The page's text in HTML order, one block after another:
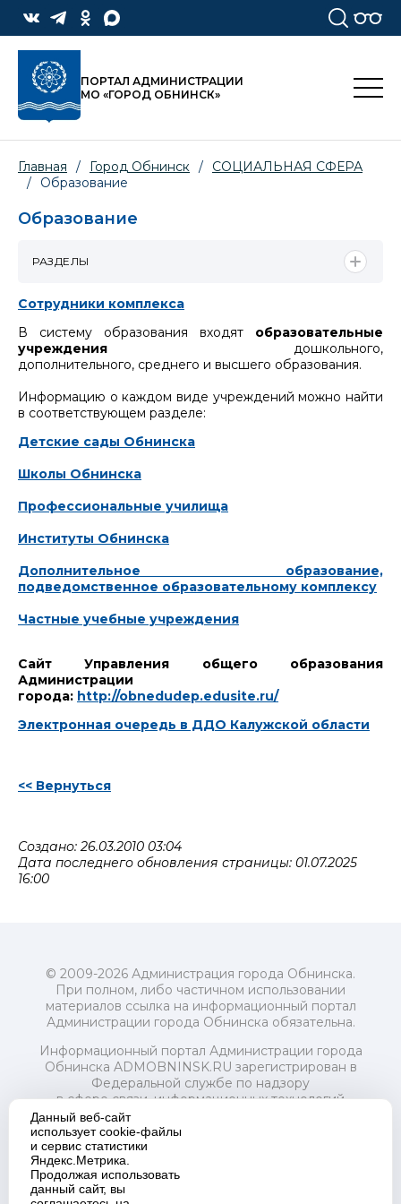
ПОРТАЛ АДМИНИСТРАЦИИ
МО «ГОРОД ОБНИНСК»
Главная / Город Обнинск /
СОЦИАЛЬНАЯ СФЕРА
/
Образование
Образование
Сотрудники комплекса
В систему образования входят образовательные
учреждения
дошкольного,
дополнительного, среднего и высшего образования.
Информацию о каждом виде учреждений можно найти
в соответствующем разделе:
Детские сады Обнинска
Школы Обнинска
Профессиональные училища
Институты Обнинска
Дополнительное образование,
подведомственное образовательному комплексу
Частные учебные учреждения
Сайт Управления общего образования
Администрации
города: http://obnedudep.edusite.ru/
Электронная очередь в ДДО Калужской области
<< Вернуться
Создано: 26.03.2010 03:04
Дата последнего обновления страницы: 01.07.2025
16:00
РАЗДЕЛЫ
© 2009-2026 Администрация города Обнинска.
При полном, либо частичном использовании
материалов ссылка на информационный портал
Администрации города Обнинска обязательна.
Информационный портал Администрации города
Обнинска ADMOBNINSK.RU зарегистрирован в
Федеральной службе по надзору
в сфере связи, информационных технологий
и массовых коммуникаций (Роскомнадзор) 24 июля
2018 года.
Свидетельство о регистрации Эл № ФС77-73321
Учредитель: Администрация (исполнительно-
распорядительный орган) городского округа "Город
Данный веб-сайт
использует cookie-файлы
и сервис статистики
Яндекс.Метрика.
Продолжая использовать
данный сайт, вы